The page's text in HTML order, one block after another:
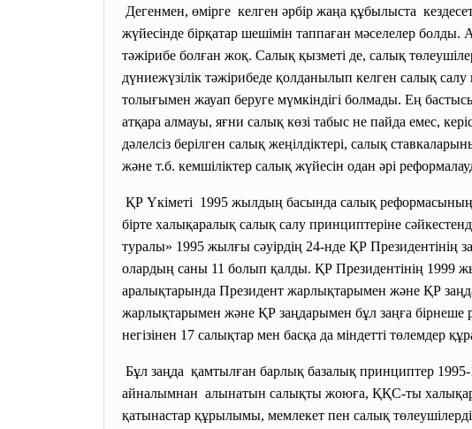
Дегенмен, өмірге келген әрбір жаңа құбылыста
жүйесінде бірқатар шешімін таппаған мәселелер
тәжірибе болған жоқ. Салық қызметі де, салық
дүниежүзілік тәжірибеде қолданылып келген салық
толығымен жауап беруге мүмкіндігі болмады. Ең
атқара алмауы, яғни салық көзі табыс не пайда емес,
дәлелсіз берілген салық жеңілдіктері, салық
және т.б. кемшіліктер салық жүйесін одан әрі
ҚР Үкіметі 1995 жылдың басында салық реформасының
бірте халықаралық салық салу принциптеріне
туралы» 1995 жылғы сәуірдің 24-нде ҚР
олардың саны 11 болып қалды. ҚР Президентінің 1999
аралықтарында Президент жарлықтарымен және ҚР
жарлықтарымен және ҚР заңдарымен бұл заңға бірнеше
негізінен 17 салықтар мен басқа да міндетті төлемдер
Бұл заңда қамтылған барлық базалық принциптер
айналымнан алынатын салықты жоюға, ҚҚС-ты
қатынастар құрылымы, мемлекет пен салық